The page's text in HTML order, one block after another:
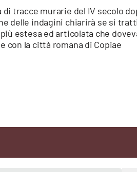
di tracce murarie del IV secolo
delle indagini chiarirà se si
estesa ed articolata che
con la città romana di Copiae